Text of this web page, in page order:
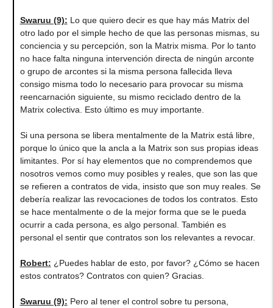
Swaruu (9): Lo que quiero decir es que hay más Matrix del
otro lado por el simple hecho de que las personas mismas, su
conciencia y su percepción, son la Matrix misma. Por lo tanto
no hace falta ninguna intervención directa de ningún arconte
o grupo de arcontes si la misma persona fallecida lleva
consigo misma todo lo necesario para provocar su misma
reencarnación siguiente, su mismo reciclado dentro de la
Matrix colectiva. Esto último es muy importante.
Si una persona se libera mentalmente de la Matrix está libre,
porque lo único que la ancla a la Matrix son sus propias ideas
limitantes. Por sí hay elementos que no comprendemos que
nosotros vemos como muy posibles y reales, que son las que
se refieren a contratos de vida, insisto que son muy reales. Se
debería realizar las revocaciones de todos los contratos. Esto
se hace mentalmente o de la mejor forma que se le pueda
ocurrir a cada persona, es algo personal. También es
personal el sentir que contratos son los relevantes a revocar.
Robert: ¿Puedes hablar de esto, por favor? ¿Cómo se hacen
estos contratos? Contratos con quien? Gracias.
Swaruu (9): Pero al tener el control sobre tu persona,